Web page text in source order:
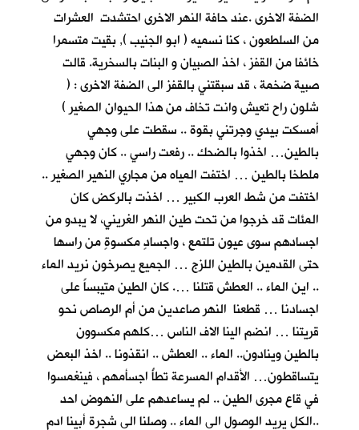
الضفة الاخرى .عند حافة النهر الاخرى احتشدت العشرات
من السلطعون ، كنا نسميه ( ابو الجنيب ), بقيت متسمرا
خائفا من القفز ، اخذ الصبيان و البنات بالسخرية. قالت
صبية ضخمة ، قد سبقتني بالقفز الى الضفة الاخرى : (
شلون راح تعيش وانت تخاف من هذا الحيوان الصغير )
أمسكت بيدي وجرتني بقوة .. سقطت على وجهي
بالطين… اخذوا بالضحك .. رفعت راسي .. كان وجهي
ملطخا بالطين … اختفت المياه من مجاري النهير الصغير ..
اختفت من شط العرب الكبير … اخذت بالركض كان
المئات قد خرجوا من تحت طين النهر الغريني، لا يبدو من
اجسادهم سوى عيون تلتمع ، واجسادٍ مكسوةٍ من راسها
حتى القدمين بالطين اللزج … الجميع يصرخون نريد الماء
.. اين الماء .. العطش قتلنا …. كان الطين متيبساً على
اجسادنا … قطعنا النهر صاعدين من أم الرصاص نحو
قريتنا … انضم الينا الاف الناس …كلهم مكسوون
بالطين وينادون.. الماء .. العطش .. انقذونا .. اخذ البعض
يتساقطون… الأقدام المسرعة تطأُ اجسأمهم ، فينغمسوا
في قاع مجرى الطين .. لم يساعدهم على النهوض احد
..الكل يريد الوصول الى الماء .. وصلنا الى شجرة أبينا ادم